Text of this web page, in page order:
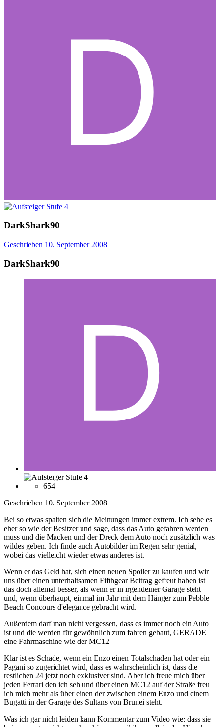
DarkShark90
Geschrieben 10. September 2008
DarkShark90
654
Geschrieben 10. September 2008
Bei so etwas spalten sich die Meinungen immer extrem. Ich sehe es
eher so wie der Besitzer und sage, dass das Auto gefahren werden
muss und die Macken und der Dreck dem Auto noch zusätzlich was
wildes geben. Ich finde auch Autobilder im Regen sehr genial,
wobei das vielleicht wieder etwas anderes ist.
Wenn er das Geld hat, sich einen neuen Spoiler zu kaufen und wir
uns über einen unterhaltsamen Fifthgear Beitrag gefreut haben ist
das doch allemal besser, als wenn er in irgendeiner Garage steht
und, wenn überhaupt, einmal im Jahr mit dem Hänger zum Pebble
Beach Concours d'elegance gebracht wird.
Außerdem darf man nicht vergessen, dass es immer noch ein Auto
ist und die werden für gewöhnlich zum fahren gebaut, GERADE
eine Fahrmaschine wie der MC12.
Klar ist es Schade, wenn ein Enzo einen Totalschaden hat oder ein
Pagani so zugerichtet wird, dass es wahrscheinlich ist, dass die
restlichen 24 jetzt noch exklusiver sind. Aber ich freue mich über
jeden Ferrari den ich seh und über einen MC12 auf der Straße freu
ich mich mehr als über einen der zwischen einem Enzo und einem
Bugatti in der Garage des Sultans von Brunei steht.
Was ich gar nicht leiden kann Kommentar zum Video wie: dass sie